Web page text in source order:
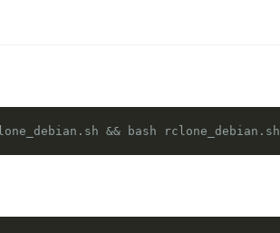
&& bash rclone_debian.sh